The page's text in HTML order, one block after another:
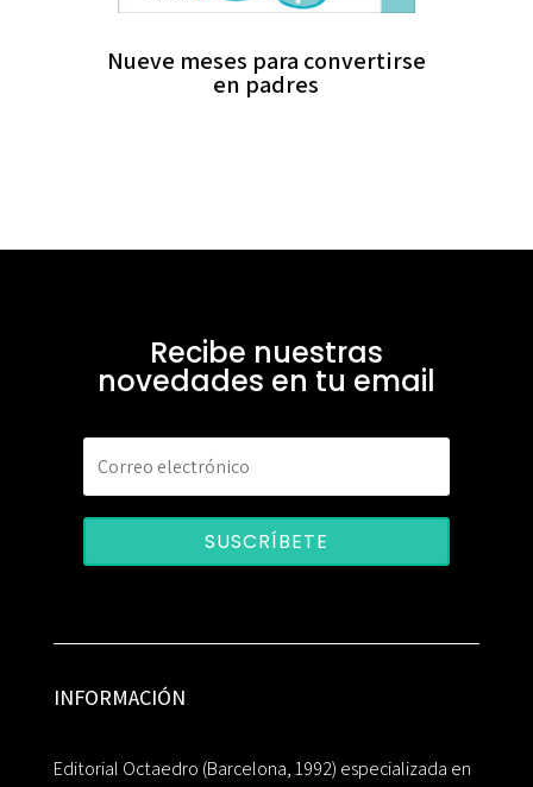
Nueve meses para convertirse
en padres
Recibe nuestras
novedades en tu email
SUSCRÍBETE
INFORMACIÓN
Editorial Octaedro (Barcelona, 1992) especializada en